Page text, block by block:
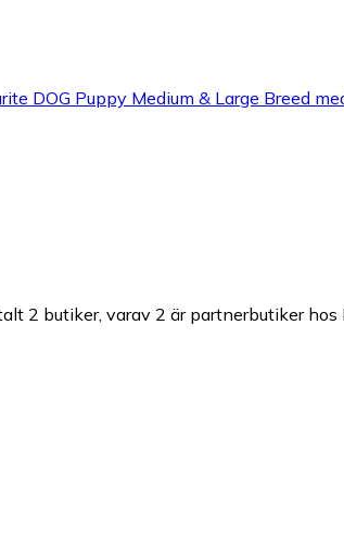
DOG Puppy Medium & Large Breed
2 butiker, varav 2 är partnerbutiker